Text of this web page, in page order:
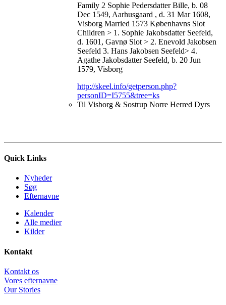
Family 2 Sophie Pedersdatter Bille, b. 08
Dec 1549, Aarhusgaard , d. 31 Mar 1608,
Visborg Married 1573 Københavns Slot
Children > 1. Sophie Jakobsdatter Seefeld,
d. 1601, Gavnø Slot > 2. Enevold Jakobsen
Seefeld 3. Hans Jakobsen Seefeld> 4.
Agathe Jakobsdatter Seefeld, b. 20 Jun
1579, Visborg
http://skeel.info/getperson.php?
personID=I5755&tree=ks
Til Visborg & Sostrup Norre Herred Dyrs
Quick Links
Nyheder
Søg
Efternavne
Kalender
Alle medier
Kilder
Kontakt
Kontakt os
Vores efternavne
Our Stories